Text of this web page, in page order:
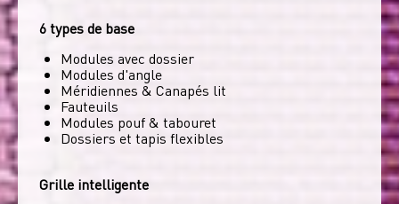
6 types de base
Modules avec dossier
Modules d'angle
Méridiennes & Canapés lit
Fauteuils
Modules pouf & tabouret
Dossiers et tapis flexibles
Grille intelligente